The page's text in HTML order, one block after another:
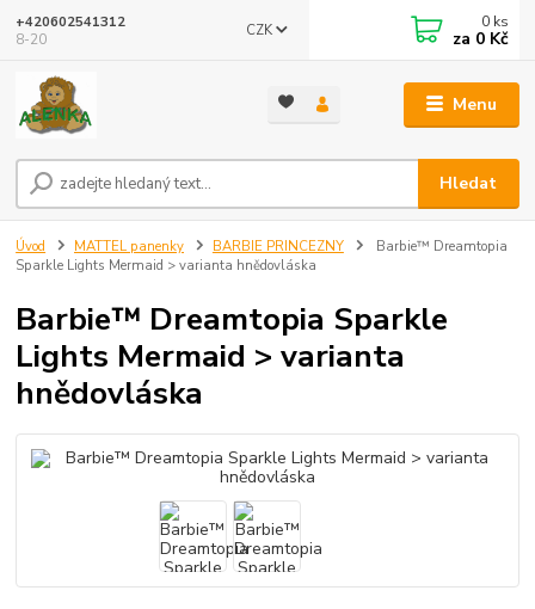
Menu
CZK
Hledat
+420602541312
8-20
0 ks
za 0 Kč
Úvod MATTEL panenky BARBIE PRINCEZNY
Barbie™ Dreamtopia
Sparkle Lights Mermaid > varianta hnědovláska
Barbie™ Dreamtopia Sparkle
Lights Mermaid > varianta
hnědovláska